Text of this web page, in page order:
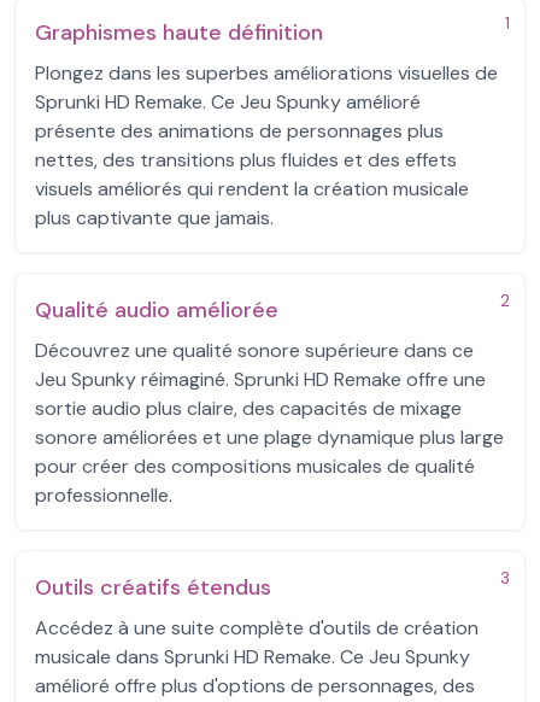
1
Graphismes haute définition
Plongez dans les superbes améliorations visuelles de
Sprunki HD Remake. Ce Jeu Spunky amélioré
présente des animations de personnages plus
nettes, des transitions plus fluides et des effets
visuels améliorés qui rendent la création musicale
plus captivante que jamais.
2
Qualité audio améliorée
Découvrez une qualité sonore supérieure dans ce
Jeu Spunky réimaginé. Sprunki HD Remake offre une
sortie audio plus claire, des capacités de mixage
sonore améliorées et une plage dynamique plus large
pour créer des compositions musicales de qualité
professionnelle.
3
Outils créatifs étendus
Accédez à une suite complète d'outils de création
musicale dans Sprunki HD Remake. Ce Jeu Spunky
amélioré offre plus d'options de personnages, des